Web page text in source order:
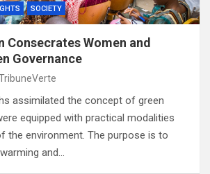
SOCIETY
Consecrates Women and
Governance
assimilated the concept of green
equipped with practical modalities
the environment. The purpose is to
and…